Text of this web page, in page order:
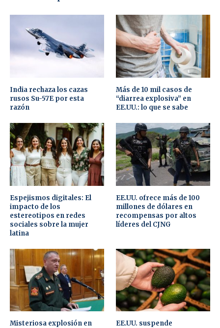
India rechaza los cazas
rusos Su-57E por esta
razón
Más de 10 mil casos de
“diarrea explosiva” en
EE.UU.: lo que se sabe
Espejismos digitales: El
impacto de los
estereotipos en redes
sociales sobre la mujer
latina
EE.UU. ofrece más de 100
millones de dólares en
recompensas por altos
líderes del CJNG
Misteriosa explosión en
EE.UU. suspende